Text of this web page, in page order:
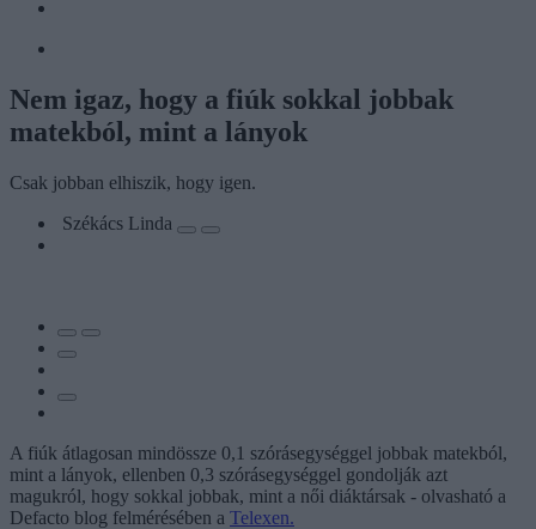
Nem igaz, hogy a fiúk sokkal jobbak
matekból, mint a lányok
Csak jobban elhiszik, hogy igen.
Székács Linda
A fiúk átlagosan mindössze 0,1 szórásegységgel jobbak matekból,
mint a lányok, ellenben 0,3 szórásegységgel gondolják azt
magukról, hogy sokkal jobbak, mint a női diáktársak - olvasható a
Defacto blog felmérésében a Telexen.